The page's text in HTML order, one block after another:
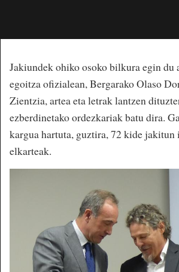
Jakiundek ohiko osoko bilkura egin du
egoitza ofizialean, Bergarako Olaso
Zientzia, artea eta letrak lantzen
ezberdinetako ordezkariak batu dira.
kargua hartuta, guztira, 72 kide jakitun
elkarteak.